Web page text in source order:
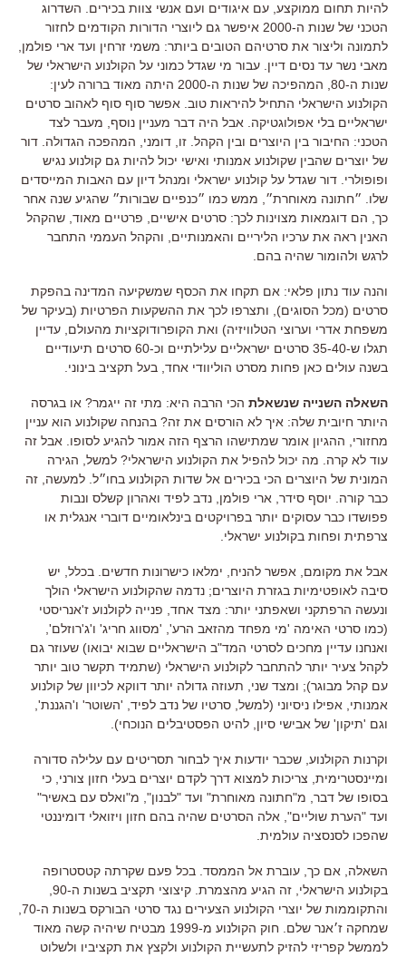
להיות תחום ממוקצע, עם איגודים ועם אנשי צוות בכירים. השדרוג
הטכני של שנות ה-2000 איפשר גם ליוצרי הדורות הקודמים לחזור
לתמונה וליצור את סרטיהם הטובים ביותר: משמי זרחין ועד ארי פולמן,
מאבי נשר עד נסים דיין. עבור מי שגדל כמוני על הקולנוע הישראלי של
שנות ה-80, המהפיכה של שנות ה-2000 היתה מאוד ברורה לעין:
הקולנוע הישראלי התחיל להיראות טוב. אפשר סוף סוף לאהוב סרטים
ישראליים בלי אפולוגטיקה. אבל היה דבר מעניין נוסף, מעבר לצד
הטכני: החיבור בין היוצרים ובין הקהל. זו, דומני, המהפכה הגדולה. דור
של יוצרים שהבין שקולנוע אמנותי ואישי יכול להיות גם קולנוע נגיש
ופופולרי. דור שגדל על קולנוע ישראלי ומנהל דיון עם האבות המייסדים
שלו. ״חתונה מאוחרת״, ממש כמו ״כנפיים שבורות״ שהגיע שנה אחר
כך, הם דוגמאות מצוינות לכך: סרטים אישיים, פרטיים מאוד, שהקהל
האנין ראה את ערכיו הליריים והאמנותיים, והקהל העממי התחבר
לרגש ולהומור שהיה בהם.
והנה עוד נתון פלאי: אם תקחו את הכסף שמשקיעה המדינה בהפקת
סרטים (מכל הסוגים), ותצרפו לכך את ההשקעות הפרטיות (בעיקר של
משפחת אדרי וערוצי הטלוויזיה) ואת הקופרודוקציות מהעולם, עדיין
תגלו ש-35-40 סרטים ישראליים עלילתיים וכ-60 סרטים תיעודיים
בשנה עולים כאן פחות מסרט הוליוודי אחד, בעל תקציב בינוני.
השאלה השנייה שנשאלת הכי הרבה היא: מתי זה ייגמר? או בגרסה
היותר חיובית שלה: איך לא הורסים את זה? בהנחה שקולנוע הוא עניין
מחזורי, ההגיון אומר שמתישהו הרצף הזה אמור להגיע לסופו. אבל זה
עוד לא קרה. מה יכול להפיל את הקולנוע הישראלי? למשל, הגירה
המונית של היוצרים הכי בכירים אל שדות הקולנוע בחו״ל. למעשה, זה
כבר קורה. יוסף סידר, ארי פולמן, נדב לפיד ואהרון קשלס ונבות
פפושדו כבר עסוקים יותר בפרויקטים בינלאומיים דוברי אנגלית או
צרפתית ופחות בקולנוע ישראלי.
אבל את מקומם, אפשר להניח, ימלאו כישרונות חדשים. בכלל, יש
סיבה לאופטימיות בגזרת היוצרים; נדמה שהקולנוע הישראלי הולך
ונעשה הרפתקני ושאפתני יותר: מצד אחד, פנייה לקולנוע ז'אנריסטי
(כמו סרטי האימה 'מי מפחד מהזאב הרע', 'מסווג חריג' ו'ג'רוזלם',
ואנחנו עדיין מחכים לסרטי המד"ב הישראליים שבוא יבואו) שעוזר גם
לקהל צעיר יותר להתחבר לקולנוע הישראלי (שתמיד תקשר טוב יותר
עם קהל מבוגר); ומצד שני, תעוזה גדולה יותר דווקא לכיוון של קולנוע
אמנותי, אפילו ניסיוני (למשל, סרטיו של נדב לפיד, 'השוטר' ו'הגננת',
וגם 'תיקון' של אבישי סיון, להיט הפסטיבלים הנוכחי).
וקרנות הקולנוע, שכבר יודעות איך לבחור תסריטים עם עלילה סדורה
ומיינסטרימית, צריכות למצוא דרך לקדם יוצרים בעלי חזון צורני, כי
בסופו של דבר, מ"חתונה מאוחרת" ועד "לבנון", מ"ואלס עם באשיר"
ועד "הערת שוליים", אלה הסרטים שהיה בהם חזון ויזואלי דומיננטי
שהפכו לסנסציה עולמית.
השאלה, אם כך, עוברת אל הממסד. בכל פעם שקרתה קטסטרופה
בקולנוע הישראלי, זה הגיע מהצמרת. קיצוצי תקציב בשנות ה-90,
והתקוממות של יוצרי הקולנוע הצעירים נגד סרטי הבורקס בשנות ה-70,
שמחקה ז׳אנר שלם. חוק הקולנוע מ-1999 מבטיח שיהיה קשה מאוד
לממשל קפריזי להזיק לתעשיית הקולנוע ולקצץ את תקציביו ולשלוט